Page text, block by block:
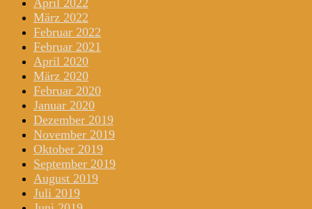
April 2022
März 2022
Februar 2022
Februar 2021
April 2020
März 2020
Februar 2020
Januar 2020
Dezember 2019
November 2019
Oktober 2019
September 2019
August 2019
Juli 2019